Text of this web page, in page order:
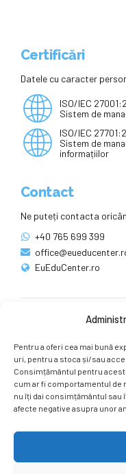
Pentru a oferi cea mai bună
uri, pentru a stoca și/sau
Consimțământul pentru
cum ar fi comportamentul de
nu îți dai consimțământul sau
afecte negative asupra unor
Certificări
Datele cu caracter
ISO/IEC
Sistem de
ISO/IEC
Sistem de
informațiilor
Contact
Ne puteți contacta
+40 765 699 399
EuEduCenter.ro
Ne puteți găsi și pe